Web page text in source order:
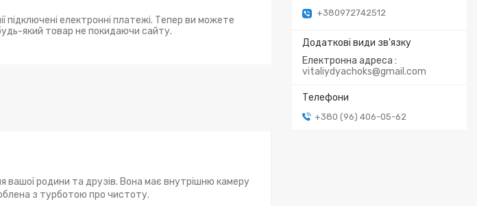
+380972742512
Електронна адреса
vitaliydyachoks@gmail.com
+380 (96) 406-05-62
підключені електронні платежі. Тепер ви можете
який товар не покидаючи сайту.
родини та друзів. Вона має внутрішню камеру
з турботою про чистоту.